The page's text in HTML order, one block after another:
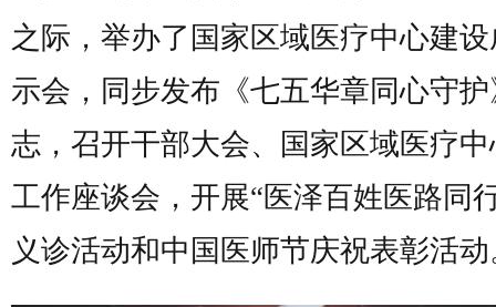
之际，举办了国家区域医疗中心建
示会，同步发布《七五华章同心守
志，召开干部大会、国家区域医疗
工作座谈会，开展“医泽百姓医路同
义诊活动和中国医师节庆祝表彰活动